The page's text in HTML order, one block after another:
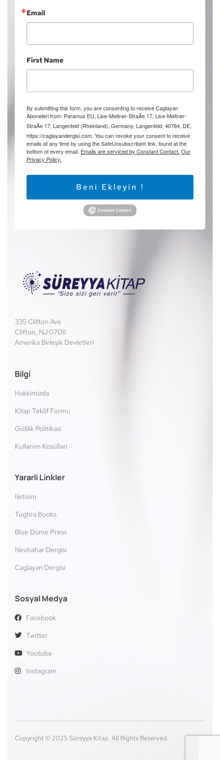
Email
First Name
By submitting this form, you are consenting to receive Caglayan
Aboneleri from: Paramus EU, Lise-Meitner-StraÃe 17, Lise-Meitner-
StraÃe 17, Langenfeld (Rheinland), Germany, Langenfeld, 40764, DE,
https://caglayandergisi.com. You can revoke your consent to receive
emails at any time by using the SafeUnsubscribe® link, found at the
bottom of every email. Emails are serviced by Constant Contact. Our
Privacy Policy.
Beni Ekleyin !
335 Clifton Ave
Clifton, NJ 07011
Amerika Birleşik Devletleri
Bilgi
Hakkimizda
Kitap Teklif Formu
Gizlilik Politikasi
Kullanim Kosullari
Yararli Linkler
Iletisim
Tughra Books
Blue Dome Press
Nevbahar Dergisi
Caglayan Dergisi
Sosyal Medya
Facebook
Twitter
Youtube
Instagram
Copyright © 2025 Süreyya Kitap. All Rights Reserved.